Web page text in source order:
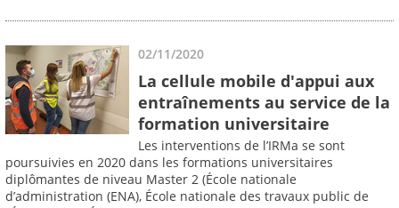
02/11/2020
La cellule mobile d'appui aux
entraînements au service de la
formation universitaire
Les interventions de l’IRMa se sont
poursuivies en 2020 dans les formations universitaires
diplômantes de niveau Master 2 (École nationale
d’administration (ENA), École nationale des travaux public de